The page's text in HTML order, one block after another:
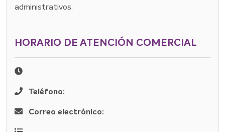
administrativos.
HORARIO DE ATENCIÓN COMERCIAL
Teléfono:
Correo electrónico: